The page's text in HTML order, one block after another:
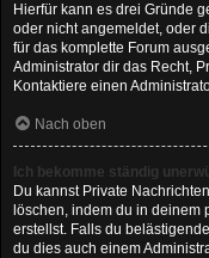
Hierfür kann es drei Gründe
oder nicht angemeldet, oder
für das komplette Forum
Administrator dir das Recht,
Kontaktiere einen
Nach oben
Ich bekomme ständig
Du kannst Private
löschen, indem du in deinem
erstellst. Falls du
du dies auch einem